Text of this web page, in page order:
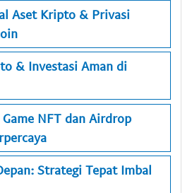
Aset Kripto & Privasi
& Investasi Aman di
NFT dan Airdrop
Strategi Tepat Imbal